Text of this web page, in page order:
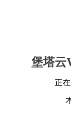
堡塔云
正